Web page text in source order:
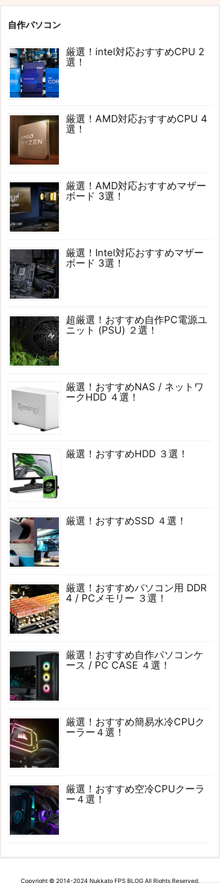
自作パソコン
厳選！intel対応おすすめCPU 2
選！
厳選！AMD対応おすすめCPU 4
選！
厳選！AMD対応おすすめマザー
ボード 3選！
厳選！Intel対応おすすめマザー
ボード 3選！
超厳選！おすすめ自作PC電源ユ
ニット (PSU) ２選！
厳選！おすすめNAS / ネットワ
ークHDD ４選！
厳選！おすすめHDD ３選！
厳選！おすすめSSD ４選！
厳選！おすすめパソコン用 DDR
4 / PCメモリー ３選！
厳選！おすすめ自作パソコンケ
ース / PC CASE ４選！
厳選！おすすめ簡易水冷CPUク
ーラー４選！
厳選！おすすめ空冷CPUクーラ
ー４選！
Copyright © 2014-2024 Nukkato FPS BLOG All Rights Reserved.